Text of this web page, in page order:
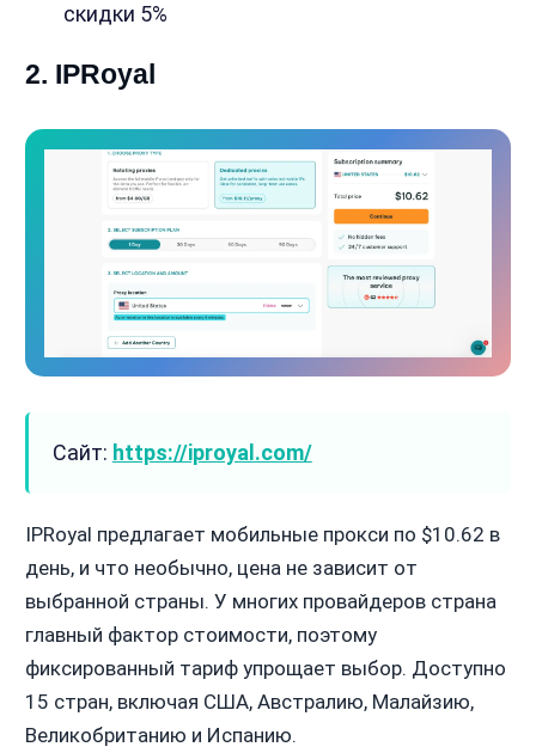
скидки 5%
2. IPRoyal
Сайт: https://iproyal.com/
IPRoyal предлагает мобильные прокси по $10.62 в
день, и что необычно, цена не зависит от
выбранной страны. У многих провайдеров страна
главный фактор стоимости, поэтому
фиксированный тариф упрощает выбор. Доступно
15 стран, включая США, Австралию, Малайзию,
Великобританию и Испанию.